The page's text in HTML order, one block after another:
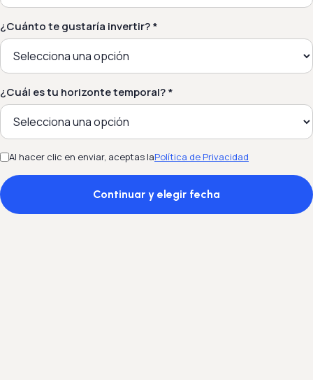
¿Cuánto te gustaría invertir? *
¿Cuál es tu horizonte temporal? *
Al hacer clic en enviar, aceptas laPolítica de Privacidad
Continuar y elegir fecha